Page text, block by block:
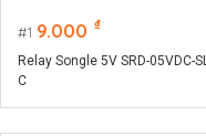
1 9.000 ₫
Relay Songle 5V SRD-05VDC-
C